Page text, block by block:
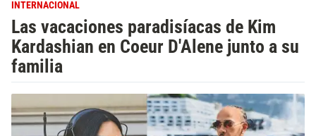
INTERNACIONAL
Las vacaciones paradisíacas de Kim
Kardashian en Coeur D'Alene junto a su
familia